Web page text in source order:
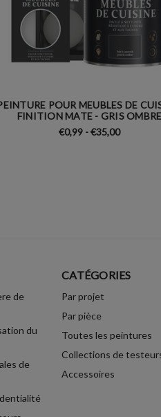
POUR MEUBLES DE
FINITION MATE - GRIS OMBRE
€0,99 - €35,00
de
du
de
CATÉGORIES
Par projet
Par pièce
Toutes les peintures
Collections de
Accessoires